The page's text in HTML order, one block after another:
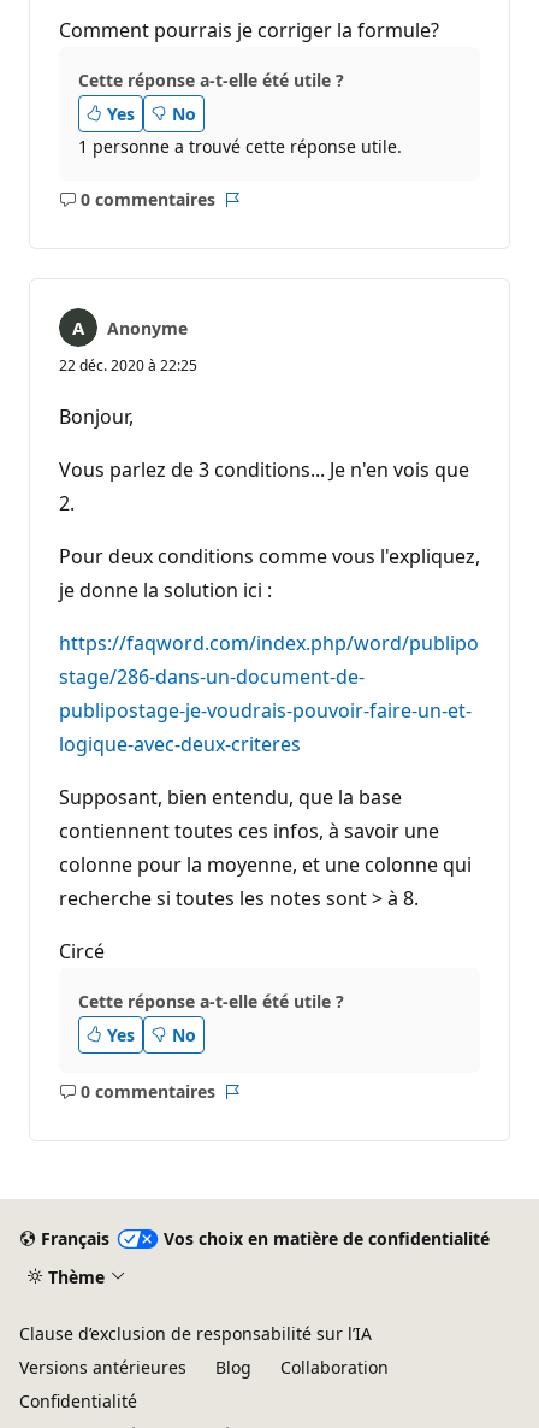
Comment pourrais je corriger la formule?
Cette réponse a-t-elle été utile ?
Yes
No
1 personne a trouvé cette réponse utile.
0 commentaires
Aucun
Anonyme
22 déc. 2020 à 22:25
Bonjour,
Vous parlez de 3 conditions... Je n'en vois que
2.
Pour deux conditions comme vous l'expliquez,
je donne la solution ici :
https://faqword.com/index.php/word/publipo
stage/286-dans-un-document-de-
publipostage-je-voudrais-pouvoir-faire-un-et-
logique-avec-deux-criteres
Supposant, bien entendu, que la base
contiennent toutes ces infos, à savoir une
colonne pour la moyenne, et une colonne qui
recherche si toutes les notes sont > à 8.
Circé
Cette réponse a-t-elle été utile ?
Yes
No
0 commentaires
Aucun
Français
Vos choix en matière de confidentialité
Thème
Clause d’exclusion de responsabilité sur l’IA
Versions antérieures
Blog
Collaboration
Confidentialité